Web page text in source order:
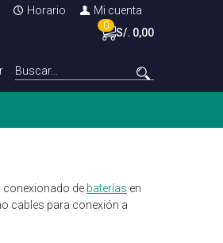
Horario
Mi cuenta
0
S/. 0,00
conexionado de baterías en
cables para conexión a